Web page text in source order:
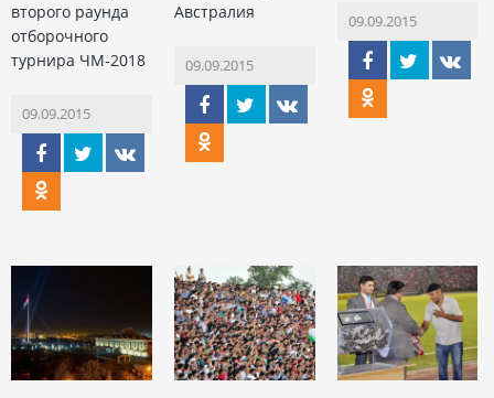
второго раунда
отборочного
турнира ЧМ-2018
09.09.2015
Австралия
09.09.2015
09.09.2015